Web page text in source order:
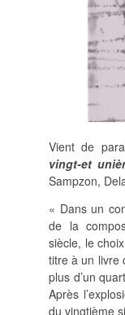
INDEXATION
CRÉDITS & CGU
NOUS
SUIVRE LA RMO
mailchimpfacebook
x
Vient de
vingt-et
Sampzon,
« Dans un
de la
siècle, le
titre à un livre
plus d’un
Après
du vingtième